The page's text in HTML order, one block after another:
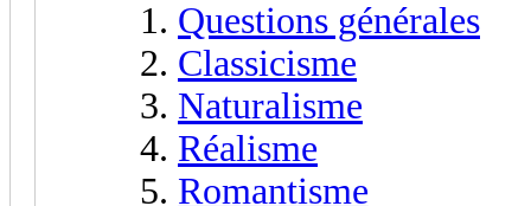
Questions générales
Classicisme
Naturalisme
Réalisme
Romantisme